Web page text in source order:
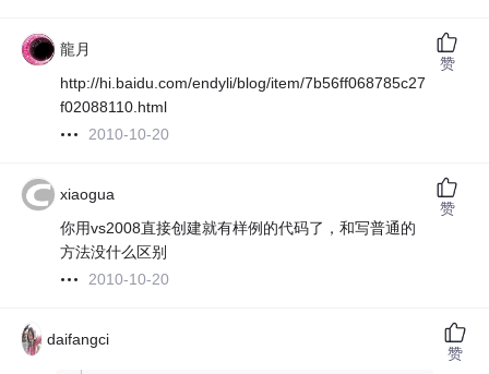
龍月
http://hi.baidu.com/endyli/blog/item/7b56ff068785c27
f02088110.html
2010-10-20
赞
xiaogua
你用vs2008直接创建就有样例的代码了，和写普通的
方法没什么区别
2010-10-20
赞
daifangci
赞